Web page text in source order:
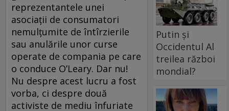
reprezentantele unei
asociații de consumatori
nemulțumite de întîrzierile
sau anulările unor curse
operate de compania pe care
o conduce O’Leary. Dar nu!
Nu despre acest lucru a fost
vorba, ci despre două
activiste de mediu înfuriate
Putin și
Occidentul Al
treilea război
mondial?